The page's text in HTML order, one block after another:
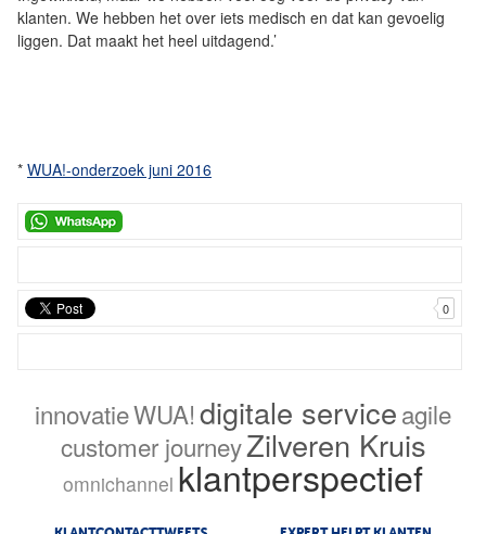
klanten. We hebben het over iets medisch en dat kan gevoelig
liggen. Dat maakt het heel uitdagend.’
* WUA!-onderzoek juni 2016
0
innovatieWUA!digitale serviceagile
customer journeyZilveren Kruis
omnichannel klantperspectief